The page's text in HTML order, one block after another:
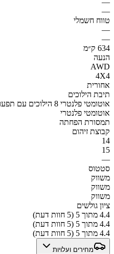
—
טווח חשמלי
—
—
634 ק״מ
הנעה
AWD
4X4
אחורית
תיבת הילוכים
אוטומטי פלנטרי 8 הילוכים עם תפעול אלקטרוני
אוטומטי פלנטרי
תמסורת הפחתה
קבוצת זיהום
14
15
—
סטטוס
משווק
משווק
משווק
ציון גולשים
4.4 מתוך 5 (5 חוות דעת)
4.4 מתוך 5 (5 חוות דעת)
4.4 מתוך 5 (5 חוות דעת)
מחירים ועלויות